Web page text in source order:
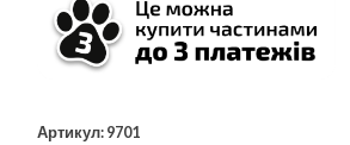
Артикул: 9701